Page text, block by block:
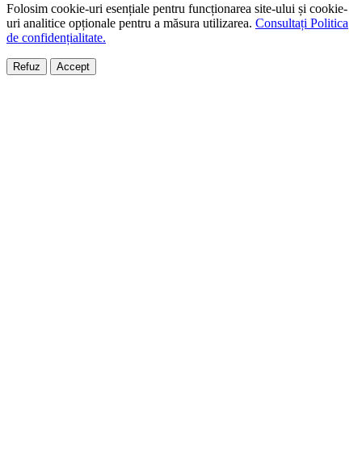
Folosim cookie-uri esențiale pentru funcționarea site-ului și cookie-
uri analitice opționale pentru a măsura utilizarea. Consultați Politica
de confidențialitate.
Refuz Accept